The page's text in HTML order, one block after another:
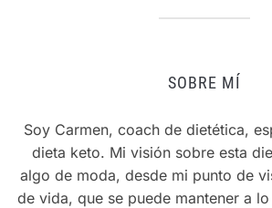
SOBRE MÍ
Soy Carmen, coach de dietética,
dieta keto. Mi visión sobre esta
algo de moda, desde mi punto de
de vida, que se puede mantener a